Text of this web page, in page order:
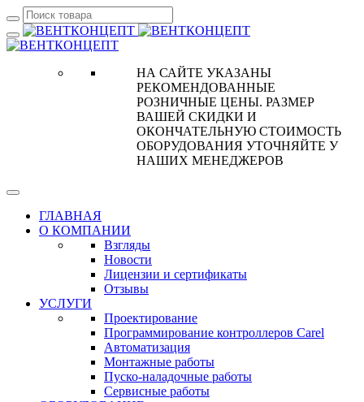
НА САЙТЕ УКАЗАНЫ
РЕКОМЕНДОВАННЫЕ
РОЗНИЧНЫЕ ЦЕНЫ. РАЗМЕР
ВАШЕЙ СКИДКИ И
ОКОНЧАТЕЛЬНУЮ СТОИМОСТЬ
ОБОРУДОВАНИЯ УТОЧНЯЙТЕ У
НАШИХ МЕНЕДЖЕРОВ
ГЛАВНАЯ
О КОМПАНИИ
Взгляды
Новости
Лицензии и сертификаты
Отзывы
УСЛУГИ
Проектирование
Программирование контроллеров Carel
Автоматизация
Монтажные работы
Пуско-наладочные работы
Сервисные работы